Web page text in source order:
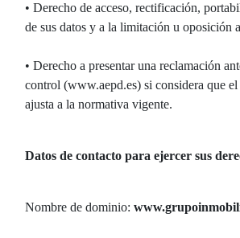
• Derecho de acceso, rectificación,
de sus datos y a la limitación u oposición
• Derecho a presentar una reclamación
control (www.aepd.es) si considera que
ajusta a la normativa vigente.
Datos de contacto para ejercer sus
Nombre de dominio: